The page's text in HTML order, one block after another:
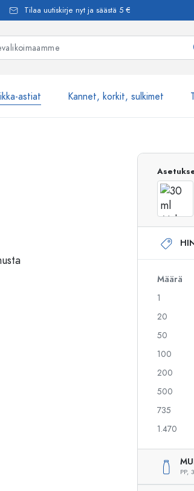
Tilaa uutiskirje nyt ja säästä 5 €
astiat Kannet, korkit, sulkimet
Airless-
Roll-on-pullot
Puristuspullot
Säilytyspullot
Ginipullot
Joulupullot
Koristeelliset pullot
Käymisastiat
Määrä
1
20
50
100
200
500
735
1.470
PP,